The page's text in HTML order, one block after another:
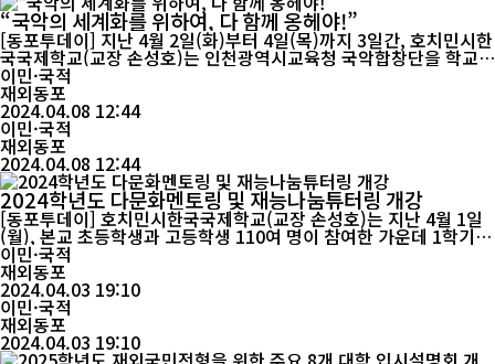
“국악의 세계화를 위하여, 다 함께 옹헤야!”
[동포투데이] 지난 4월 2일(화)부터 4일(목)까지 3일간, 호치민시한
국국제학교(교장 손성호)는 인천광역시교육청 국악합창단을 학교로
초청해 '해외문화교류캠프 <다함께 옹헤야>'를 운영하고 발표회를
열었다. 이번 공연은 문화·예술을 통한 교류로 우리 문화에 대한 자
긍심을 알리고 세계 시민 역량을 제고하고자 기획되었으며, 특별히
본교 중등 오케스트라부와 K-pop 댄스부, 초등 연극부와 사물놀이
부가 함께 협연하...
이민·국적
재외동포
2024.04.08 12:44
이민·국적
재외동포
2024.04.08 12:44
2024학년도 다문화멘토링 및 재능나눔튜터링 개강
[동포투데이] 호치민시한국국제학교(교장 손성호)는 지난 4월 1일
(월), 본교 초등학생과 고등학생 110여 명이 참여한 가운데 1학기
다문화 멘토링과 재능나눔 튜터링 활동을 시작하였다. 활동 첫날 학
생들은 활동지와 색종이를 활용하여 서로의 얼굴을 익히고 친분을
다지는 즐거운 시간을 가지며 설레는 분위기 속에서 새로운 만남을
반겼다. 다문화 멘토링은 초등학생 멘티와 고등...
이민·국적
재외동포
2024.04.03 19:10
이민·국적
재외동포
2024.04.03 19:10